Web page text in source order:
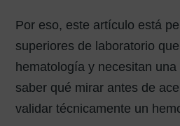
Por eso, este artículo está
superiores de laboratorio
hematología y necesitan
saber qué mirar antes de
validar técnicamente un